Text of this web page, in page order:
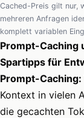
Cached-Preis gilt nur,
mehreren Anfragen
komplett variablen
Prompt-Caching
Spartipps für
Prompt-Caching:
Kontext in vielen
die gecachten